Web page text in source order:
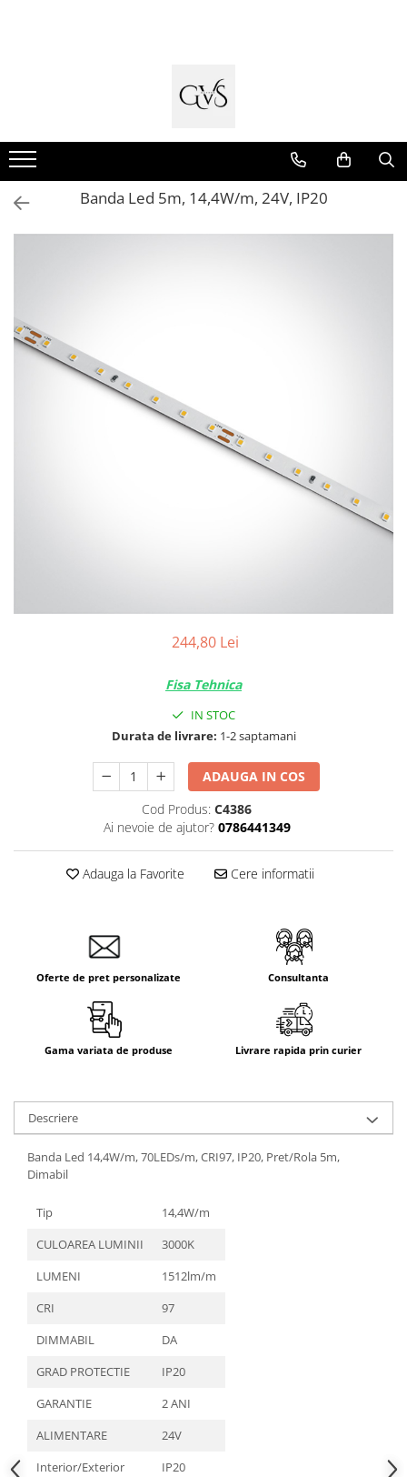
Conductori - Fy - Myf
Cabluri tip Cordon (MYYM)
Cabluri tip CYY-F
Cabluri Bransament
Cabluri Alarmă - Incendiu
Fibră Optică
Tablouri si Sigurante
Relee de comanda si supraveghere
Aparataj Smart
Livolo
Intrerupatoare Touch / Standard
Prize + Intrerupatoare
Living Now With Netatmo
Aparataj Aplicat
Aparataj Clasic
Panasonic Arkedia Slim
Aparataj Modular
Bticino Living NOW
Gama Gewiss System
Gama Matix Bticino
Legrand Mosaic
Doze de Pardoseala Universale
Incara Legrand
Iluminat Interior
Banda Led 5m, 14,4W/m, 24V, IP20
244,80 Lei
Fisa Tehnica
IN STOC
Durata de livrare: 1-2 saptamani
ADAUGA IN COS
Cod Produs: C4386
Ai nevoie de ajutor? 0786441349
Adauga la Favorite Cere informatii
Oferte de pret personalizate Consultanta
Gama variata de produse Livrare rapida prin curier
Descriere
Banda Led 14,4W/m, 70LEDs/m, CRI97, IP20, Pret/Rola 5m,
Dimabil
Tip
14,4W/m
CULOAREA LUMINII
3000K
LUMENI
1512lm/m
CRI
97
DIMMABIL
DA
GRAD PROTECTIE
IP20
GARANTIE
2 ANI
ALIMENTARE
24V
Interior/Exterior
IP20